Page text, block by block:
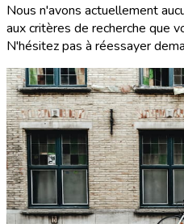
Nous n'avons actuellement
aux critères de recherche que
N'hésitez pas à réessayer